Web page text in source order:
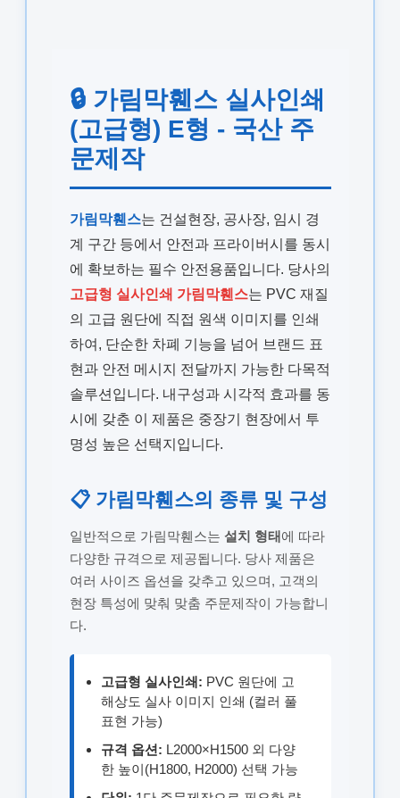
🔒 가림막휀스 실사인쇄
(고급형) E형 - 국산 주
문제작
가림막휀스는 건설현장, 공사장, 임시 경
계 구간 등에서 안전과 프라이버시를 동시
에 확보하는 필수 안전용품입니다. 당사의
고급형 실사인쇄 가림막휀스는 PVC 재질
의 고급 원단에 직접 원색 이미지를 인쇄
하여, 단순한 차폐 기능을 넘어 브랜드 표
현과 안전 메시지 전달까지 가능한 다목적
솔루션입니다. 내구성과 시각적 효과를 동
시에 갖춘 이 제품은 중장기 현장에서 투
명성 높은 선택지입니다.
📋 가림막휀스의 종류 및 구성
일반적으로 가림막휀스는 설치 형태 에 따라
다양한 규격으로 제공됩니다. 당사 제품은
여러 사이즈 옵션을 갖추고 있으며, 고객의
현장 특성에 맞춰 맞춤 주문제작이 가능합니
다.
고급형 실사인쇄: PVC 원단에 고
해상도 실사 이미지 인쇄 (컬러 풀
표현 가능)
규격 옵션: L2000×H1500 외 다양
한 높이(H1800, H2000) 선택 가능